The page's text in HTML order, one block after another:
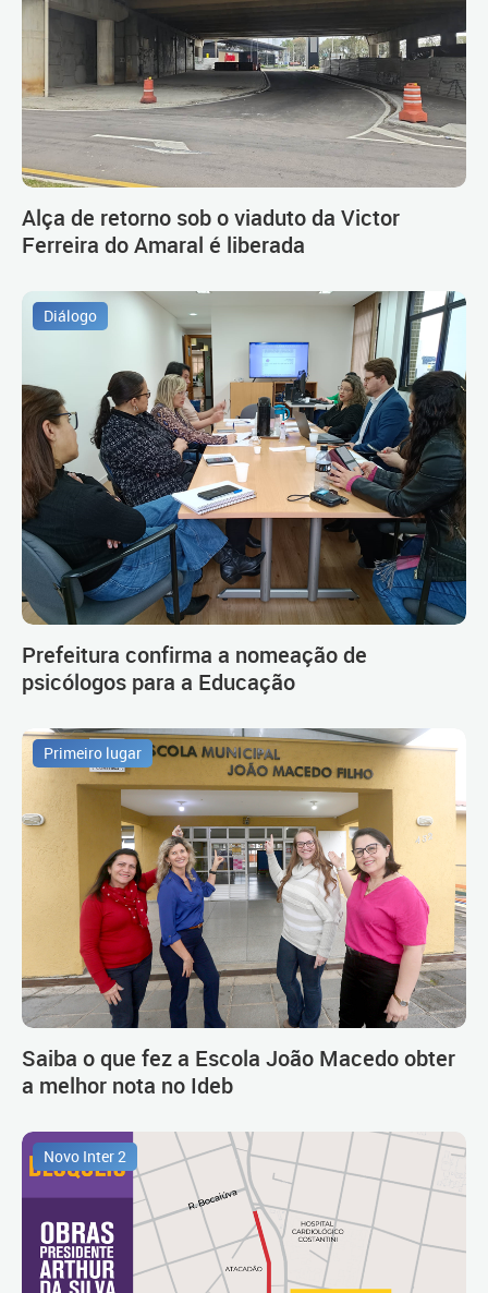
Alça de retorno sob o viaduto da Victor
Ferreira do Amaral é liberada
Diálogo
Prefeitura confirma a nomeação de
psicólogos para a Educação
Primeiro lugar
Saiba o que fez a Escola João Macedo obter
a melhor nota no Ideb
Novo Inter 2